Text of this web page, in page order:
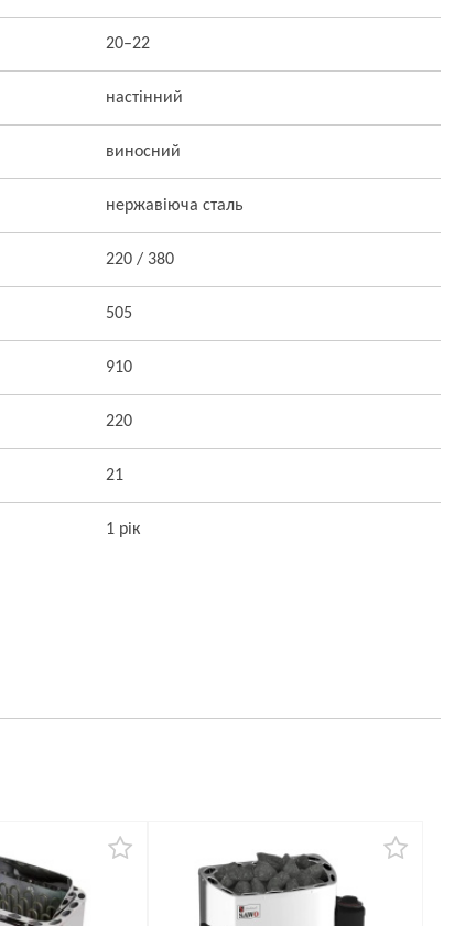
20–22
настінний
виносний
нержавіюча сталь
220 / 380
505
910
220
21
1 рік